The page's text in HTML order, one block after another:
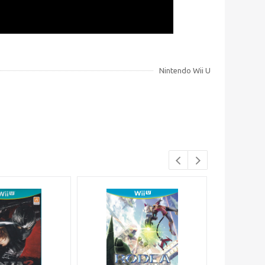
Nintendo Wii U